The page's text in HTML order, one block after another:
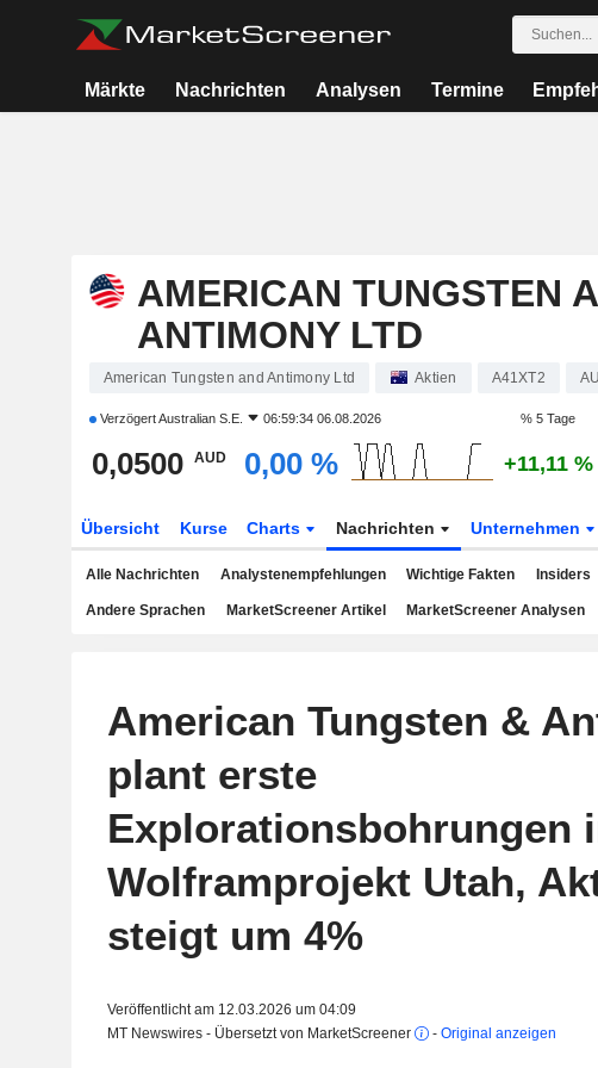
Märkte Nachrichten Analysen Termine
AMERICAN TUNGSTEN
ANTIMONY LTD
American Tungsten and Antimony Ltd Aktien A41XT2
VerzögertAustralian S.E. 06:59:34 06.08.2026 % 5 Tage
0,0500 AUD 0,00 % +11,11 %
Übersicht Kurse Charts Nachrichten Unternehmen
Alle Nachrichten Analystenempfehlungen Wichtige Fakten Insiders
Andere Sprachen MarketScreener Artikel MarketScreener Analysen
American Tungsten &
plant erste
Explorationsbohrungen
Wolframprojekt Utah,
steigt um 4%
Veröffentlicht am 12.03.2026 um 04:09
MT Newswires - Übersetzt von MarketScreener
- Original anzeigen